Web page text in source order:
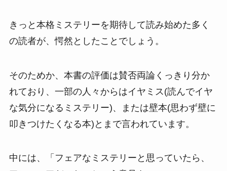
きっと本格ミステリーを期待して読み始めた多く
の読者が、愕然としたことでしょう。
そのためか、本書の評価は賛否両論くっきり分か
れており、一部の人々からはイヤミス(読んでイヤ
な気分になるミステリー)、または壁本(思わず壁に
叩きつけたくなる本)とまで言われています。
中には、「フェアなミステリーと思っていたら、